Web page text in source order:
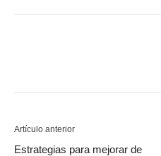
Artículo anterior
Estrategias para mejorar de